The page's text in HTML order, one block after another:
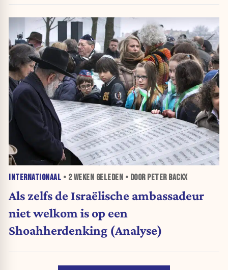
INTERNATIONAAL • 2 WEKEN GELEDEN • DOOR PETER BACKX
Als zelfs de Israëlische ambassadeur
niet welkom is op een
Shoahherdenking (Analyse)